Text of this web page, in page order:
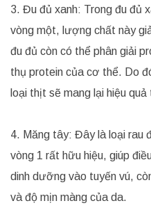
3. Đu đủ xanh: Trong đu đủ
vòng một, lượng chất này
đu đủ còn có thể phân giải
thụ protein của cơ thể. Do
loại thịt sẽ mang lại hiệu
4. Măng tây: Đây là loại rau
vòng 1 rất hữu hiệu, giúp
dinh dưỡng vào tuyến vú,
và độ mịn màng của da.